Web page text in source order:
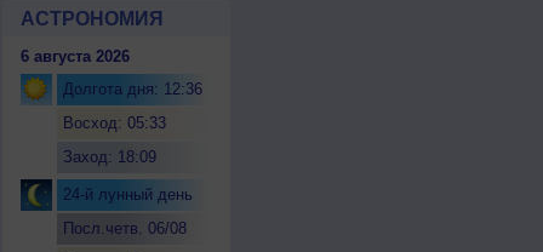
АСТРОНОМИЯ
6 августа 2026
Долгота дня: 12:36
Восход: 05:33
Заход: 18:09
24-й лунный день
Посл.четв. 06/08